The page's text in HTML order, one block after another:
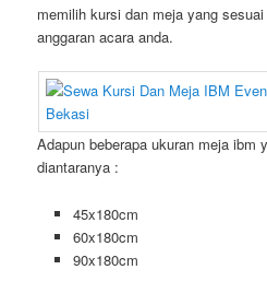
memilih kursi dan meja yang
anggaran acara anda.
Adapun beberapa ukuran meja ibm
diantaranya :
45x180cm
60x180cm
90x180cm